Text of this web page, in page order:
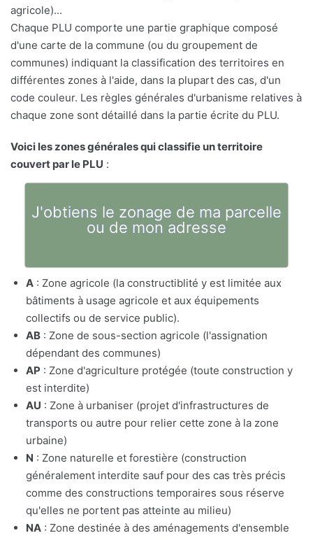
agricole)...
Chaque PLU comporte une partie graphique composé
d'une carte de la commune (ou du groupement de
communes) indiquant la classification des territoires en
différentes zones à l'aide, dans la plupart des cas, d'un
code couleur. Les règles générales d'urbanisme relatives à
chaque zone sont détaillé dans la partie écrite du PLU.
Voici les zones générales qui classifie un territoire
couvert par le PLU :
J'obtiens le zonage de ma parcelle
ou de mon adresse
A : Zone agricole (la constructiblité y est limitée aux
bâtiments à usage agricole et aux équipements
collectifs ou de service public).
AB : Zone de sous-section agricole (l'assignation
dépendant des communes)
AP : Zone d'agriculture protégée (toute construction y
est interdite)
AU : Zone à urbaniser (projet d'infrastructures de
transports ou autre pour relier cette zone à la zone
urbaine)
N : Zone naturelle et forestière (construction
généralement interdite sauf pour des cas très précis
comme des constructions temporaires sous réserve
qu'elles ne portent pas atteinte au milieu)
NA : Zone destinée à des aménagements d'ensemble